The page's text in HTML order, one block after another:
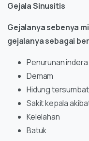
Gejala Sinusitis
Gejalanya sebenya
gejalanya sebagai
Penurunan
Demam
Hidung
Sakit kepala
Kelelahan
Batuk